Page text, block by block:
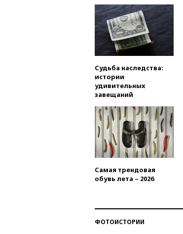
Судьба наследства:
истории
удивительных
завещаний
Самая трендовая
обувь лета – 2026
ФОТОИСТОРИИ